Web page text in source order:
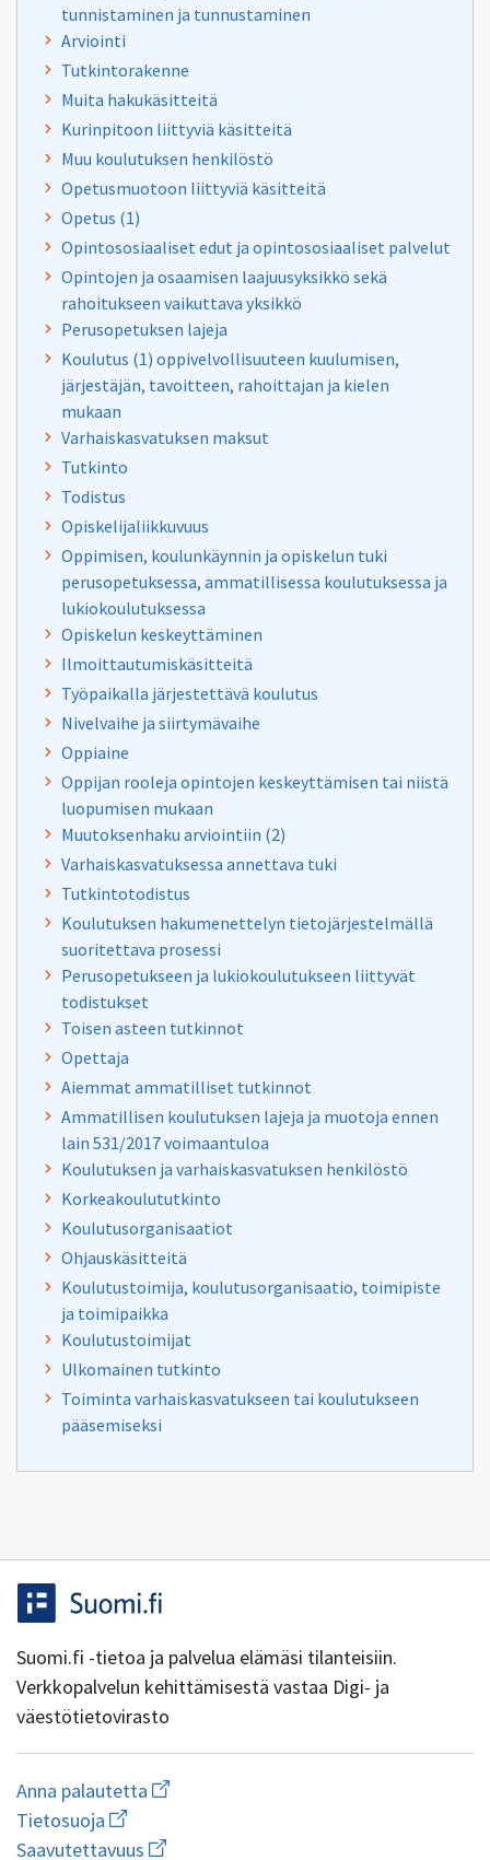
tunnistaminen ja tunnustaminen
Arviointi
Tutkintorakenne
Muita hakukäsitteitä
Kurinpitoon liittyviä käsitteitä
Muu koulutuksen henkilöstö
Opetusmuotoon liittyviä käsitteitä
Opetus (1)
Opintososiaaliset edut ja opintososiaaliset palvelut
Opintojen ja osaamisen laajuusyksikkö sekä
rahoitukseen vaikuttava yksikkö
Perusopetuksen lajeja
Koulutus (1) oppivelvollisuuteen kuulumisen,
järjestäjän, tavoitteen, rahoittajan ja kielen
mukaan
Varhaiskasvatuksen maksut
Tutkinto
Todistus
Opiskelijaliikkuvuus
Oppimisen, koulunkäynnin ja opiskelun tuki
perusopetuksessa, ammatillisessa koulutuksessa ja
lukiokoulutuksessa
Opiskelun keskeyttäminen
Ilmoittautumiskäsitteitä
Työpaikalla järjestettävä koulutus
Nivelvaihe ja siirtymävaihe
Oppiaine
Oppijan rooleja opintojen keskeyttämisen tai niistä
luopumisen mukaan
Muutoksenhaku arviointiin (2)
Varhaiskasvatuksessa annettava tuki
Tutkintotodistus
Koulutuksen hakumenettelyn tietojärjestelmällä
suoritettava prosessi
Perusopetukseen ja lukiokoulutukseen liittyvät
todistukset
Toisen asteen tutkinnot
Opettaja
Aiemmat ammatilliset tutkinnot
Ammatillisen koulutuksen lajeja ja muotoja ennen
lain 531/2017 voimaantuloa
Koulutuksen ja varhaiskasvatuksen henkilöstö
Korkeakoulututkinto
Koulutusorganisaatiot
Ohjauskäsitteitä
Koulutustoimija, koulutusorganisaatio, toimipiste
ja toimipaikka
Koulutustoimijat
Ulkomainen tutkinto
Toiminta varhaiskasvatukseen tai koulutukseen
pääsemiseksi
Suomi.fi -tietoa ja palvelua elämäsi tilanteisiin.
Verkkopalvelun kehittämisestä vastaa Digi- ja
väestötietovirasto
Anna palautetta Aloita
uuden
kirjoitus
Tietosuoja Avaa
linkki
uuteen
Saavutettavuus Avaa